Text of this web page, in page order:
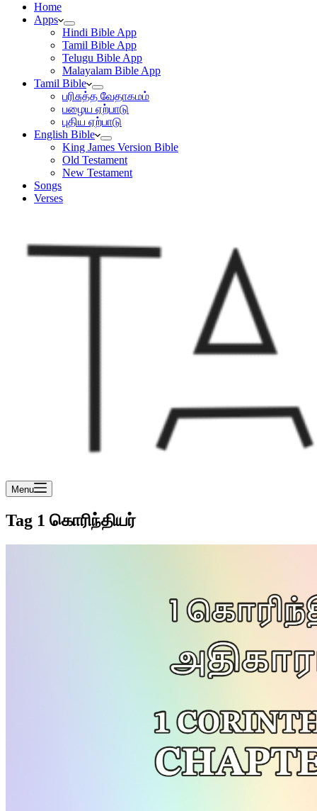
Home
Apps
Hindi Bible App
Tamil Bible App
Telugu Bible App
Malayalam Bible App
Tamil Bible
பரிசுத்த வேதாகமம்
பழைய ஏற்பாடு
புதிய ஏற்பாடு
English Bible
King James Version Bible
Old Testament
New Testament
Songs
Verses
Menu
Tag 1 கொரிந்தியர்